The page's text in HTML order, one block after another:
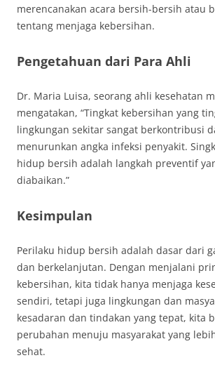
merencanakan acara bersih-bersih atau
tentang menjaga kebersihan.
Pengetahuan dari Para Ahli
Dr. Maria Luisa, seorang ahli kesehatan
mengatakan, “Tingkat kebersihan yang
lingkungan sekitar sangat berkontribusi
menurunkan angka infeksi penyakit.
hidup bersih adalah langkah preventif
diabaikan.”
Kesimpulan
Perilaku hidup bersih adalah dasar dari
dan berkelanjutan. Dengan menjalani
kebersihan, kita tidak hanya menjaga
sendiri, tetapi juga lingkungan dan
kesadaran dan tindakan yang tepat, kita
perubahan menuju masyarakat yang
sehat.